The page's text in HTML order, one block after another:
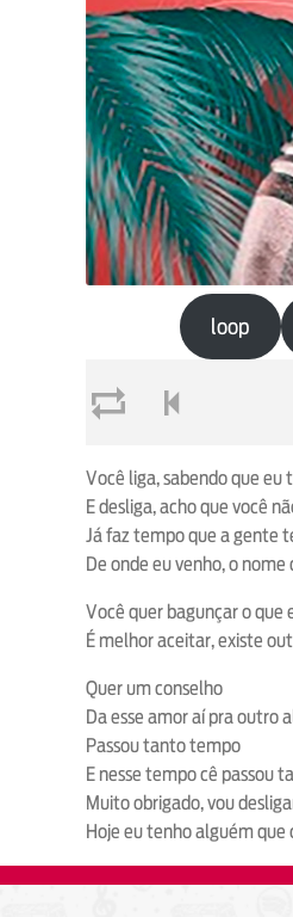
loop
Você liga, sabendo que eu
E desliga, acho que você
Já faz tempo que a gente
De onde eu venho, o nome
Você quer bagunçar o que
É melhor aceitar, existe
Quer um conselho
Da esse amor aí pra outro
Passou tanto tempo
E nesse tempo cê passou
Muito obrigado, vou
Hoje eu tenho alguém que